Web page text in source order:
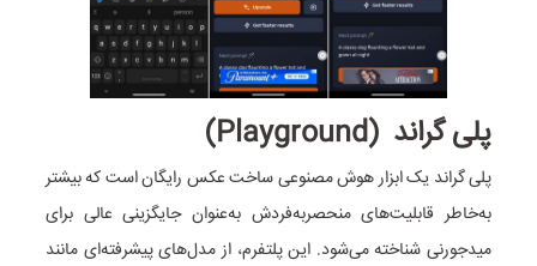
پلی‌ گراند (Playground)
پلی ‌گراند یک ابزار هوش مصنوعی ساخت عکس رایگان است که بیشتر
به‌خاطر قابلیت‌های منحصر‌به‌فردش به‌عنوان جایگزینی عالی برای
میدجورنی شناخته می‌شود. این پلتفرم، از مدل‌های پیشرفته‌ای مانند